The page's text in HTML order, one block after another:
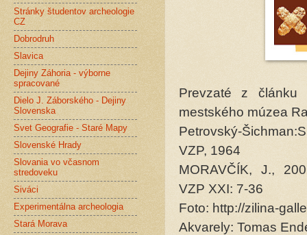
Prevzaté z článku
mestského múzea
Petrovský-
VZP, 1964
MORAVČÍK, J.,
VZP XXI: 7-36
Foto: http://zilina-
Akvarely: Tomas
Stránky študentov archeologie
CZ
Dobrodruh
Slavica
Dejiny Záhoria - výborne
spracované
Dielo J. Záborského - Dejiny
Slovenska
Svet Geografie - Staré Mapy
Slovenské Hrady
Slovania vo včasnom
stredoveku
Siváci
Experimentálna archeologia
Stará Morava